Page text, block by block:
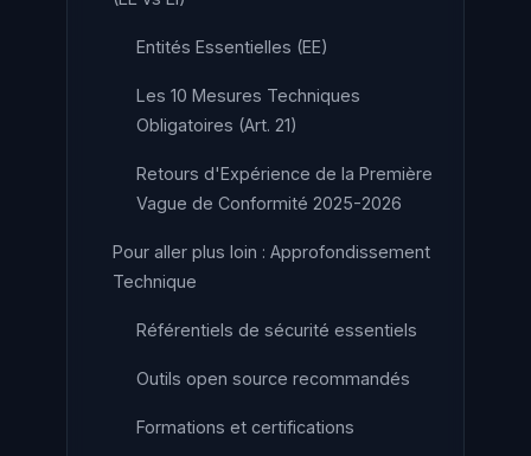
Entités Essentielles (EE)
Les 10 Mesures Techniques
Obligatoires (Art. 21)
Retours d'Expérience de la Première
Vague de Conformité 2025-2026
Pour aller plus loin : Approfondissement
Technique
Référentiels de sécurité essentiels
Outils open source recommandés
Formations et certifications